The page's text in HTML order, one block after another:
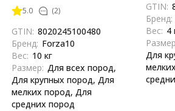
пищеварения - 10 кг
5.0 (2)
GTIN: 8020245100480
Бренд: Forza10
Вес: 10 кг
Размер: Для всех пород,
Для крупных пород, Для
мелких пород, Для
средних пород
GTIN:
Бренд:
Вес: 4
Для